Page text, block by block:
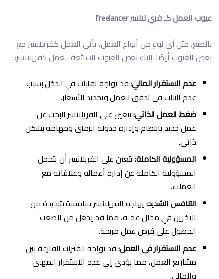
عيوب العمل كـ فري لانسر freelancer
بالطبع، مثل أي نوع من أنواع العمل، يأتي العمل كفريلانسر مع
بعض العيوب أيضًا. إليك بعض العيوب الشائعة للعمل كفريلانسر:
عدم الاستقرار المالي:قد تواجه تقلبات في الدخل بسبب
عدم الثبات في تدفق العمل وتحديد الأسعار.
ضغط العمل الذاتي: يتعين على الفريلانسر البحث عن
عمل جديد بانتظام وإدارة جدوله الزمني ومهامه بشكل
ذاتي.
المسؤولية الكاملة: يتعين على الفريلانسر أن يتحمل
المسؤولية الكاملة عن إدارة أعماله وعلاقاته مع
العملاء.
التنافس الشديد: يواجه الفريلانسر منافسة شديدة من
الآخرين في مجال عمله، مما قد يجعل من الصعب
الحصول على فرص عمل مربحة.
عدم الاستقرار في العمل:قد تواجه الفترات الفارغة بين
مشاريع العمل، مما يؤدي إلى عدم الاستقرار المهني
والمالي.